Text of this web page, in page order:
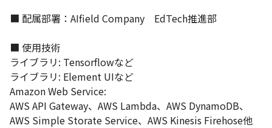
■ 配属部署：AIfield Company　EdTech推進部
■ 使用技術
ライブラリ: Tensorflowなど
ライブラリ: Element UIなど
Amazon Web Service:
AWS API Gateway、AWS Lambda、AWS DynamoDB、
AWS Simple Storate Service、AWS Kinesis Firehose他